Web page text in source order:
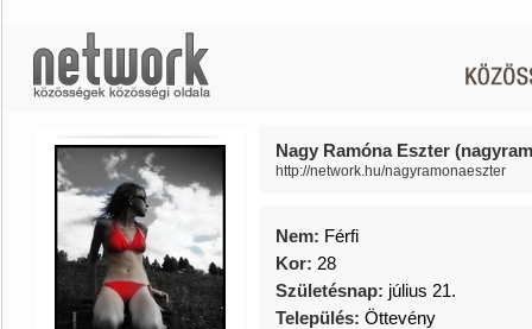
Nagy Ramóna Eszter
http://network.hu/nagyramonaeszter
Nem: Férfi
Kor: 28
Születésnap: július 21.
Település: Öttevény